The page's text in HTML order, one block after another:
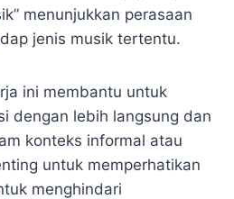
menunjukkan perasaan
jenis musik tertentu.
ini membantu untuk
dengan lebih langsung dan
konteks informal atau
untuk memperhatikan
menghindari